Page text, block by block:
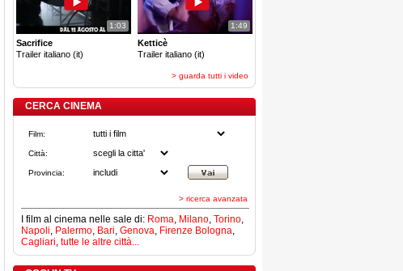
1:03
Sacrifice
Trailer italiano (it)
1:49
Ketticè
Trailer italiano (it)
> guarda tutti i video
CERCA CINEMA
Film:
Città:
Provincia:
> ricerca avanzata
I film al cinema nelle sale di: Roma, Milano, Torino,
Napoli, Palermo, Bari, Genova, Firenze Bologna,
Cagliari, tutte le altre città...